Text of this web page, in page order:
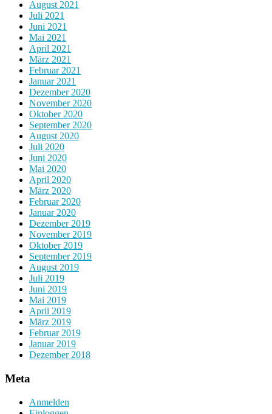
August 2021
Juli 2021
Juni 2021
Mai 2021
April 2021
März 2021
Februar 2021
Januar 2021
Dezember 2020
November 2020
Oktober 2020
September 2020
August 2020
Juli 2020
Juni 2020
Mai 2020
April 2020
März 2020
Februar 2020
Januar 2020
Dezember 2019
November 2019
Oktober 2019
September 2019
August 2019
Juli 2019
Juni 2019
Mai 2019
April 2019
März 2019
Februar 2019
Januar 2019
Dezember 2018
Meta
Anmelden